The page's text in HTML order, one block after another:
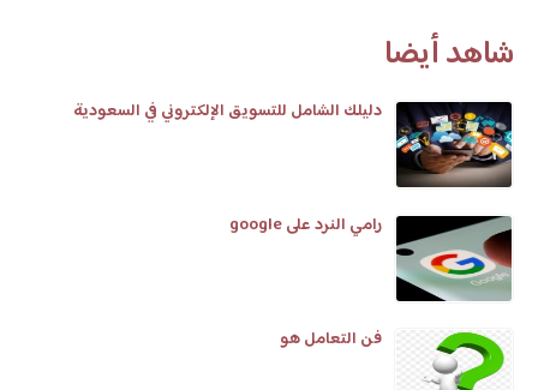
شاهد أيضا
دليلك الشامل للتسويق الإلكتروني في السعودية
رامي النرد على google
فن التعامل هو